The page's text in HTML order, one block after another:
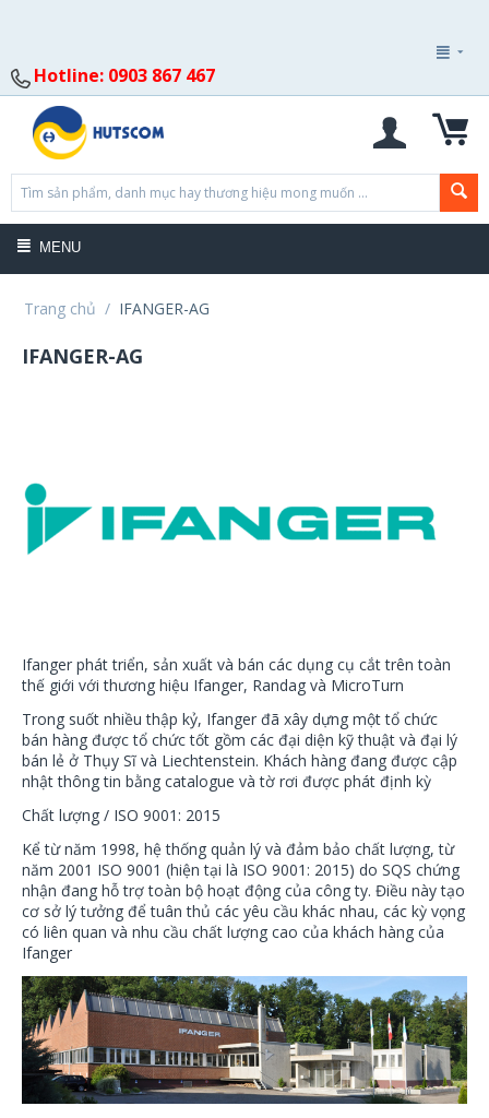
Hotline: 0903 867 467
MENU
Trang chủ / IFANGER-AG
IFANGER-AG
Ifanger phát triển, sản xuất và bán các dụng cụ cắt trên toàn
thế giới với thương hiệu Ifanger, Randag và MicroTurn
Trong suốt nhiều thập kỷ, Ifanger đã xây dựng một tổ chức
bán hàng được tổ chức tốt gồm các đại diện kỹ thuật và đại lý
bán lẻ ở Thụy Sĩ và Liechtenstein. Khách hàng đang được cập
nhật thông tin bằng catalogue và tờ rơi được phát định kỳ
Chất lượng / ISO 9001: 2015
Kể từ năm 1998, hệ thống quản lý và đảm bảo chất lượng, từ
năm 2001 ISO 9001 (hiện tại là ISO 9001: 2015) do SQS chứng
nhận đang hỗ trợ toàn bộ hoạt động của công ty. Điều này tạo
cơ sở lý tưởng để tuân thủ các yêu cầu khác nhau, các kỳ vọng
có liên quan và nhu cầu chất lượng cao của khách hàng của
Ifanger